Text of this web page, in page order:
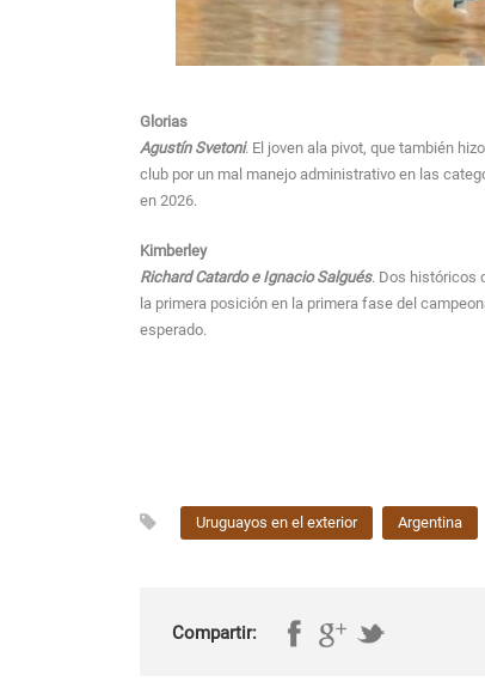
Glorias
Agustín Svetoni. El joven ala pivot, que también
club por un mal manejo administrativo en las
en 2026.
Kimberley
Richard Catardo e Ignacio Salgués. Dos históricos
la primera posición en la primera fase del
esperado.
Uruguayos en el exterior Argentina
Compartir: